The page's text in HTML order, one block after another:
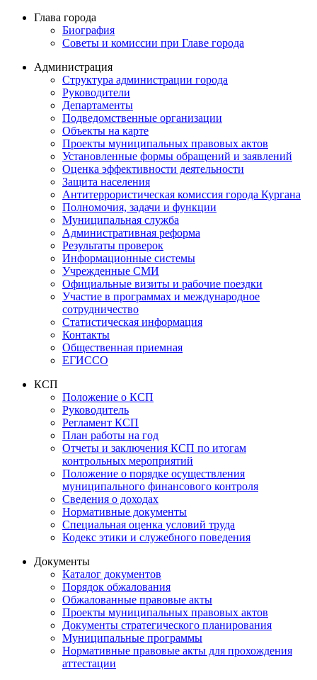
Глава города
Биография
Советы и комиссии при Главе города
Администрация
Структура администрации города
Руководители
Департаменты
Подведомственные организации
Объекты на карте
Проекты муниципальных правовых актов
Установленные формы обращений и заявлений
Оценка эффективности деятельности
Защита населения
Антитеррористическая комиссия города Кургана
Полномочия, задачи и функции
Муниципальная служба
Административная реформа
Результаты проверок
Информационные системы
Учрежденные СМИ
Официальные визиты и рабочие поездки
Участие в программах и международное
сотрудничество
Статистическая информация
Контакты
Общественная приемная
ЕГИССО
КСП
Положение о КСП
Руководитель
Регламент КСП
План работы на год
Отчеты и заключения КСП по итогам
контрольных мероприятий
Положение о порядке осуществления
муниципального финансового контроля
Сведения о доходах
Нормативные документы
Специальная оценка условий труда
Кодекс этики и служебного поведения
Документы
Каталог документов
Порядок обжалования
Обжалованные правовые акты
Проекты муниципальных правовых актов
Документы стратегического планирования
Муниципальные программы
Нормативные правовые акты для прохождения
аттестации